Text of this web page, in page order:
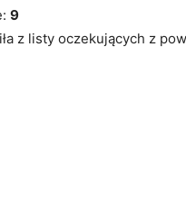
9
z listy oczekujących z